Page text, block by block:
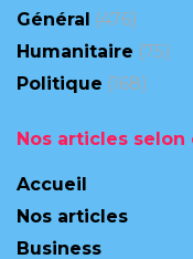
Général
(476)
Humanitaire (75)
Politique (168)
Nos articles
Accueil
Nos articles
Business